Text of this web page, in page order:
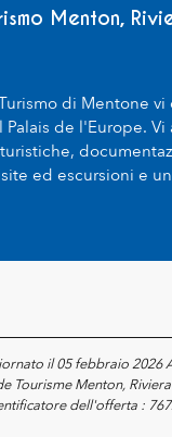
Menton,
di Mentone vi
Palais de l'Europe.
ed escursioni e
il 05 febbraio 2026
Tourisme Menton,
dell'offerta :